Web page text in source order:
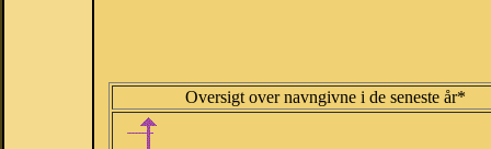
Oversigt over navngivne i de seneste år*